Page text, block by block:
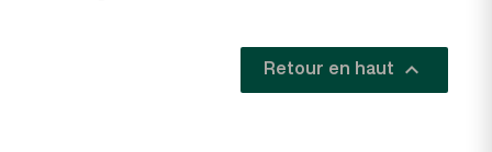
Retour en haut 